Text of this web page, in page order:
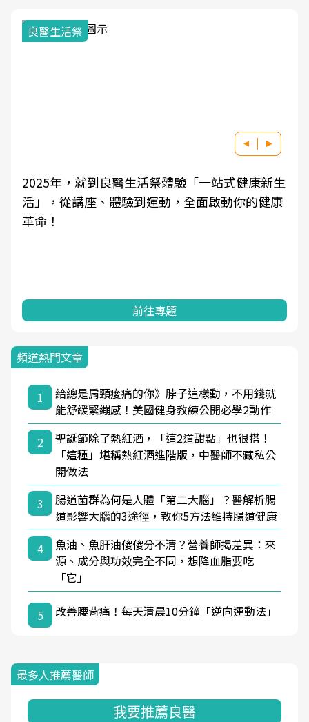
良醫生活祭
2025年，就到良醫生活祭體驗「一站式健康新生
活」，從講座、體驗到運動，全面啟動你的健康
革命！
前往專題
頻道熱門文章
1
給總是肩頸痠痛的你》脖子這樣動，不用錢就
能舒緩緊繃感！美國健身教練公開必學2動作
2
聖誕節除了熱紅酒，「這2道甜點」也很搭！
「這種」堪稱熱紅酒進階版，中醫師不藏私公
開做法
3
腸道菌群為何是人體「第二大腦」？醫解析腸
道影響大腦的3途徑，教你5方法維持腸道健康
4
魚油、魚肝油傻傻分不清？營養師揭差異：來
源、成分與功效完全不同，想降血脂要吃
「它」
5 改善腰背痛！每天清晨10分鐘「逆向運動法」
最多人推薦醫師
我要推薦良醫